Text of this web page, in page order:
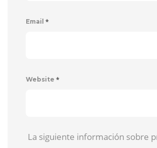
Email *
Website *
La siguiente información sobre